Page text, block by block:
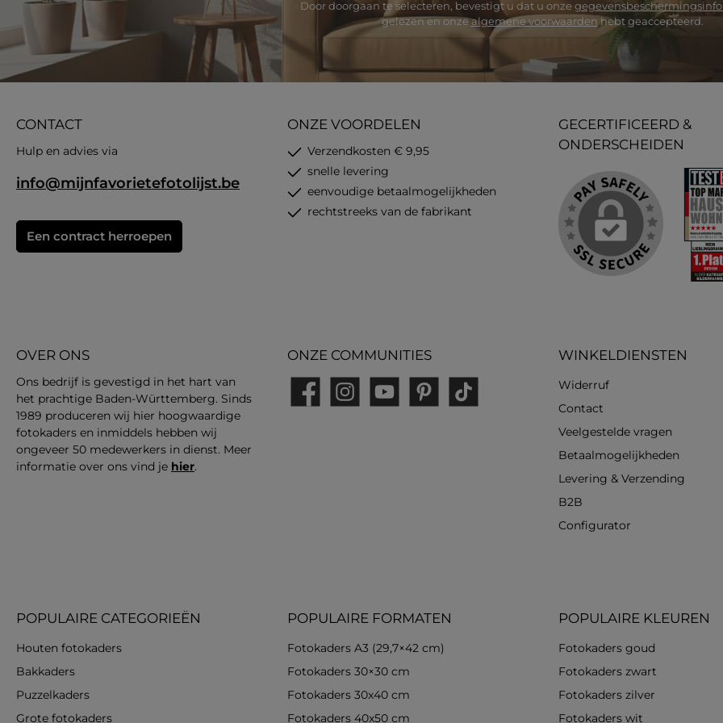
Door doorgaan te selecteren, bevestigt u dat u onze
gelezen en onzealgemene voorwaarden hebt geaccepteerd.
CONTACT
Hulp en advies via
info@mijnfavorietefotolijst.be
Een contract herroepen
WINKELDIENSTEN
Widerruf
Contact
Veelgestelde vragen
Betaalmogelijkheden
Levering & Verzending
B2B
Configurator
POPULAIRE CATEGORIEËN
Houten fotokaders
Bakkaders
Puzzelkaders
Grote fotokaders
POPULAIRE FORMATEN
Fotokaders A3 (29,7×42 cm)
Fotokaders 30×30 cm
Fotokaders 30x40 cm
Fotokaders 40x50 cm
POPULAIRE KLEUREN
Fotokaders goud
Fotokaders zwart
Fotokaders zilver
Fotokaders wit
OVER ONS
Ons bedrijf is gevestigd in het hart van
het prachtige Baden-Württemberg. Sinds
1989 produceren wij hier hoogwaardige
fotokaders en inmiddels hebben wij
ongeveer 50 medewerkers in dienst. Meer
informatie over ons vind je hier.
GECERTIFICEERD &
ONDERSCHEIDEN
ONZE VOORDELEN
Verzendkosten € 9,95
snelle levering
eenvoudige betaalmogelijkheden
rechtstreeks van de fabrikant
ONZE COMMUNITIES
FacebookInstagramYouTube PinterestTikTok